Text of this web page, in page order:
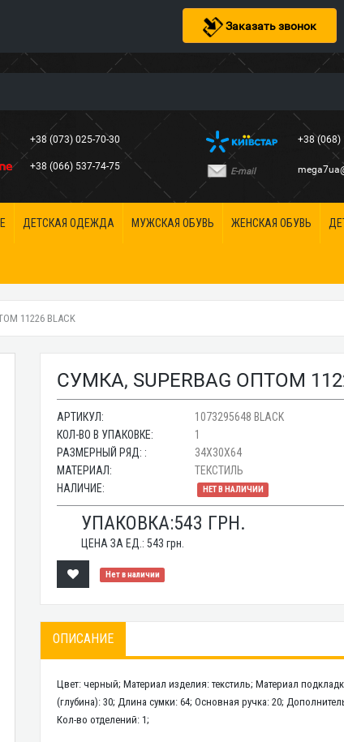
Заказать звонок
+38 (073) 025-70-30
+38 (066) 537-74-75
+38 (068)
E-mail
ДЕТСКАЯ ОДЕЖДА МУЖСКАЯ ОБУВЬ ЖЕНСКАЯ ОБУВЬ
11226 BLACK
СУМКА, SUPERBAG ОПТОМ
АРТИКУЛ:
1073295648 BLACK
КОЛ-ВО В УПАКОВКЕ:
1
РАЗМЕРНЫЙ РЯД: :
34X30X64
МАТЕРИАЛ:
ТЕКСТИЛЬ
НАЛИЧИЕ:
НЕТ В НАЛИЧИИ
УПАКОВКА:543 ГРН.
ЦЕНА ЗА ЕД.:543 грн.
Нет в наличии
ОПИСАНИЕ
Цвет: черный; Материал изделия: текстиль; Материал
(глубина): 30; Длина сумки: 64; Основная ручка: 20;
Кол-во отделений: 1;